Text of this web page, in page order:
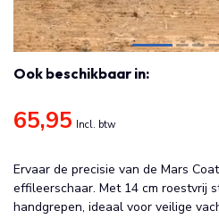
Ook beschikbaar in:
65,95 Incl. btw
Ervaar de precisie van de Mars
effileerschaar. Met 14 cm roestvrij
handgrepen, ideaal voor veilige